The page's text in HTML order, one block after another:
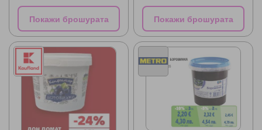
Покажи брошурата Покажи брошурата